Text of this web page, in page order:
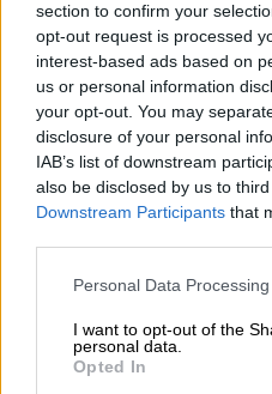
section to confirm your
opt-out request is processed
interest-based ads based on
us or personal information
your opt-out. You may
disclosure of your personal
IAB’s list of downstream
also be disclosed by us to
Downstream Participants that
Please note that this website/
not limited to your visit or
grant or deny consent to
use your data for below
Personal Data
I want to opt-out of the
personal data.
Opted In
©Unsplash
5'
Υλικά